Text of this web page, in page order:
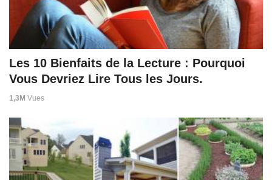
Les 10 Bienfaits de la Lecture : Pourquoi
Vous Devriez Lire Tous les Jours.
1,3M Vues